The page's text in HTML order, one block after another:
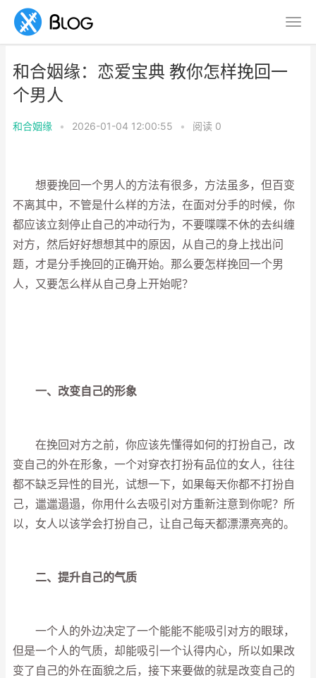
和合姻缘：恋爱宝典 教你怎样挽回一
个男人
和合姻缘 • 2026-01-04 12:00:55 • 阅读 0
想要挽回一个男人的方法有很多，方法虽多，但百变
不离其中，不管是什么样的方法，在面对分手的时候，你
都应该立刻停止自己的冲动行为，不要喋喋不休的去纠缠
对方，然后好好想想其中的原因，从自己的身上找出问
题，才是分手挽回的正确开始。那么要怎样挽回一个男
人，又要怎么样从自己身上开始呢？
一、改变自己的形象
在挽回对方之前，你应该先懂得如何的打扮自己，改
变自己的外在形象，一个对穿衣打扮有品位的女人，往往
都不缺乏异性的目光，试想一下，如果每天你都不打扮自
己，邋邋遢遢，你用什么去吸引对方重新注意到你呢？所
以，女人以该学会打扮自己，让自己每天都漂漂亮亮的。
二、提升自己的气质
一个人的外边决定了一个能能不能吸引对方的眼球，
但是一个人的气质，却能吸引一个认得内心，所以如果改
变了自己的外在面貌之后，接下来要做的就是改变自己的